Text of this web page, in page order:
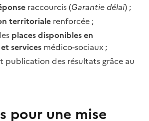
raccourcis (Garantie délai) ;
territoriale renforcée ;
places disponibles en
services médico-sociaux ;
publication des résultats grâce au
pour une mise